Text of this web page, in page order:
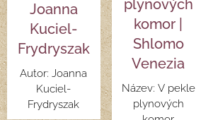
Joanna
Kuciel-
Frydryszak
Autor: Joanna
Kuciel-
Frydryszak
plynových
komor |
Shlomo
Venezia
Název: V pekle
plynových